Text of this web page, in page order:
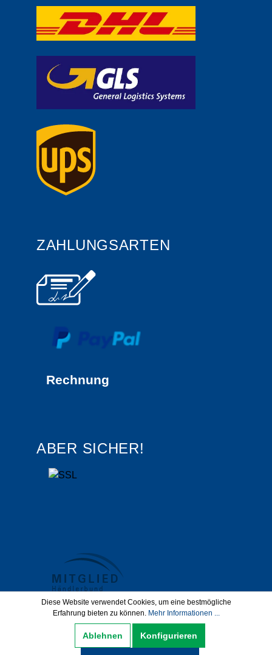
ZAHLUNGSARTEN
Rechnung
ABER SICHER!
Datenschutz AGB
Impressum
Diese Website verwendet Cookies, um eine bestmögliche
Erfahrung bieten zu können. Mehr Informationen ...
Ablehnen Konfigurieren